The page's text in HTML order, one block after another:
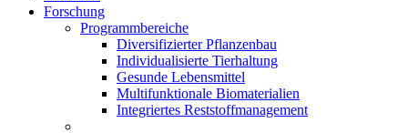
Forschung
Programmbereiche
Diversifizierter Pflanzenbau
Individualisierte Tierhaltung
Gesunde Lebensmittel
Multifunktionale Biomaterialien
Integriertes Reststoffmanagement